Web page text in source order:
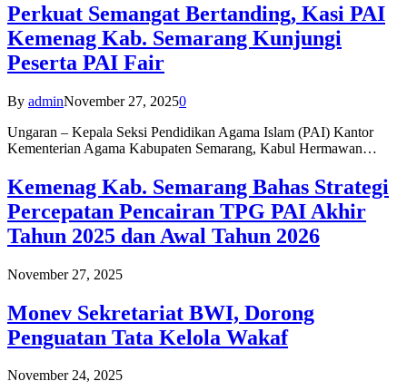
Perkuat Semangat Bertanding, Kasi PAI
Kemenag Kab. Semarang Kunjungi
Peserta PAI Fair
By adminNovember 27, 20250
Ungaran – Kepala Seksi Pendidikan Agama Islam (PAI) Kantor
Kementerian Agama Kabupaten Semarang, Kabul Hermawan…
Kemenag Kab. Semarang Bahas Strategi
Percepatan Pencairan TPG PAI Akhir
Tahun 2025 dan Awal Tahun 2026
November 27, 2025
Monev Sekretariat BWI, Dorong
Penguatan Tata Kelola Wakaf
November 24, 2025